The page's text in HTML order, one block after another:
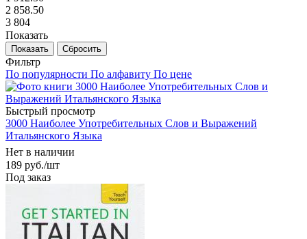
2 858.50
3 804
Показать
Сбросить
Фильтр
По популярности По алфавиту По цене
Быстрый просмотр
3000 Наиболее Употребительных Слов и Выражений
Итальянского Языка
Нет в наличии
189 руб./шт
Под заказ